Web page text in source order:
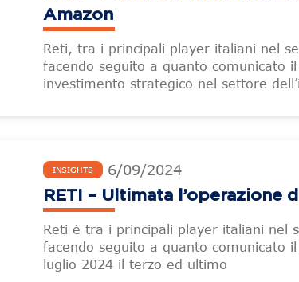
Amazon
Reti, tra i principali player italiani nel
facendo seguito a quanto comunicato
investimento strategico nel settore
INSIGHTS 6/09/2024
RETI – Ultimata l’operazione
Reti è tra i principali player italiani nel
facendo seguito a quanto comunicato
luglio 2024 il terzo ed ultimo